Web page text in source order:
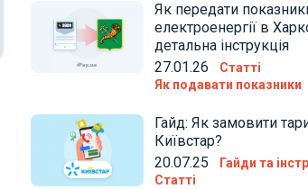
Як передати
електроенергії в
детальна інструкція
27.01.26
Статті
Як подавати показники
Гайд: Як замовити
Київстар?
20.07.25
Гайди та
Статті